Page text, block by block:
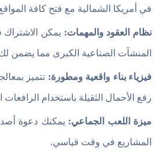
في أمريكا الشمالية مع فتح كافة
نظام العقود والمهمات:
المنشآت الصناعية الكبرى مما يضمن
فيزياء بناء واقعية ومطورة: تتميز
رفع الأحمال الثقيلة باستخدام الرافعات
ميزة اللعب الجماعي: يمكنك دعوة
المشاريع في وقت قياسي.